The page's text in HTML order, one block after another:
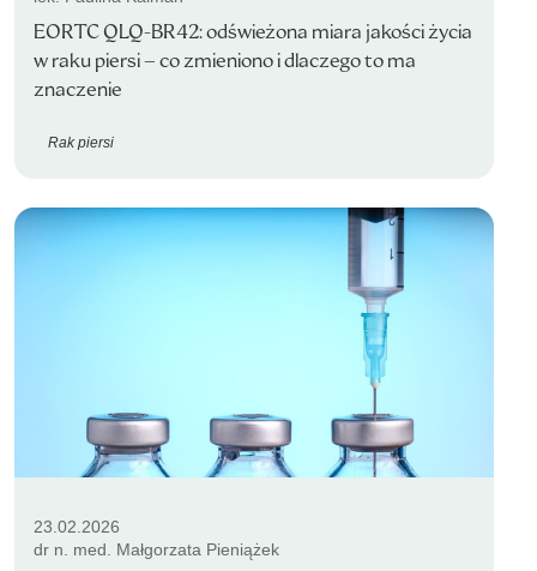
EORTC QLQ-BR42: odświeżona miara jakości życia
w raku piersi – co zmieniono i dlaczego to ma
znaczenie
Rak piersi
23.02.2026
dr n. med. Małgorzata Pieniążek